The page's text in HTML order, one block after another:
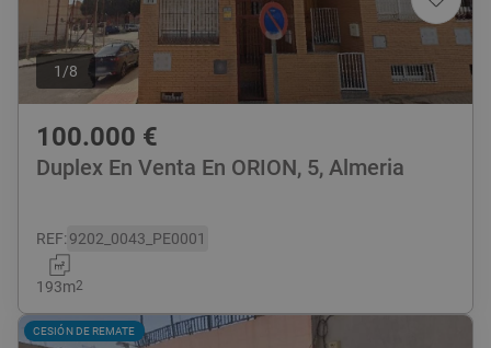
1 /8
100.000 €
Duplex En Venta En ORION, 5, Almeria
REF:9202_0043_PE0001
193m2
CESIÓN DE REMATE